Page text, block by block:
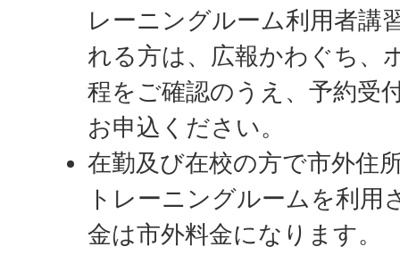
レーニングルーム利用者講
れる方は、広報かわぐち、
程をご確認のうえ、予約受
お申込ください。
在勤及び在校の方で市外住
トレーニングルームを利用
金は市外料金になります。